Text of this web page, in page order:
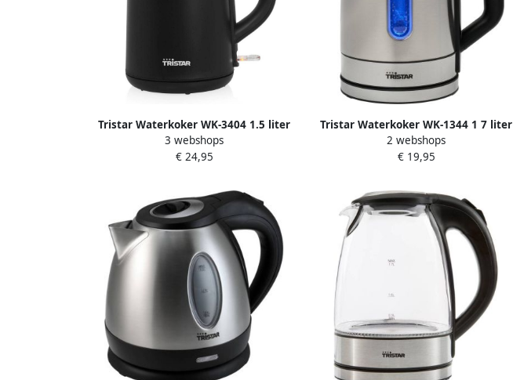
Tristar Waterkoker WK-3404 1.5 liter
waterkoker met dubbelwandige
behuizing Cool Touch met
droogkookbeveiliging Zwart
3 webshops
€ 24,95
Tristar Waterkoker WK-1344 1 7 liter
360° draaibaar Droogkookbeveiliging
Automatische uitschakeling 2200 watt
2 webshops
€ 19,95